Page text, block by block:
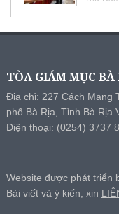
TÒA GIÁM MỤC BÀ
Địa chỉ: 227 Cách Mạng
phố Bà Rịa, Tỉnh Bà Rịa
Điện thoại: (0254) 3737
Website được phát triển
Bài viết và ý kiến, xin